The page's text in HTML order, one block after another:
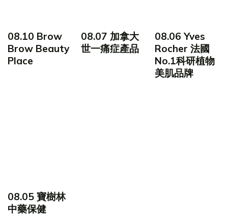
08.10 Brow
Brow Beauty
Place
08.07 加拿大
世一痛症產品
08.06 Yves
Rocher 法國
No.1科研植物
美肌品牌
08.05 寶樹林
中藥保健